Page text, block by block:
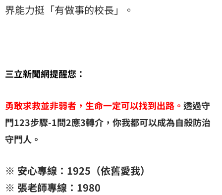
界能力挺「有做事的校長」。
三立新聞網提醒您：
勇敢求救並非弱者，生命一定可以找到出路。 透過守
門123步驟-1問2應3轉介，你我都可以成為自殺防治
守門人。
※ 安心專線：1925（依舊愛我）
※ 張老師專線：1980